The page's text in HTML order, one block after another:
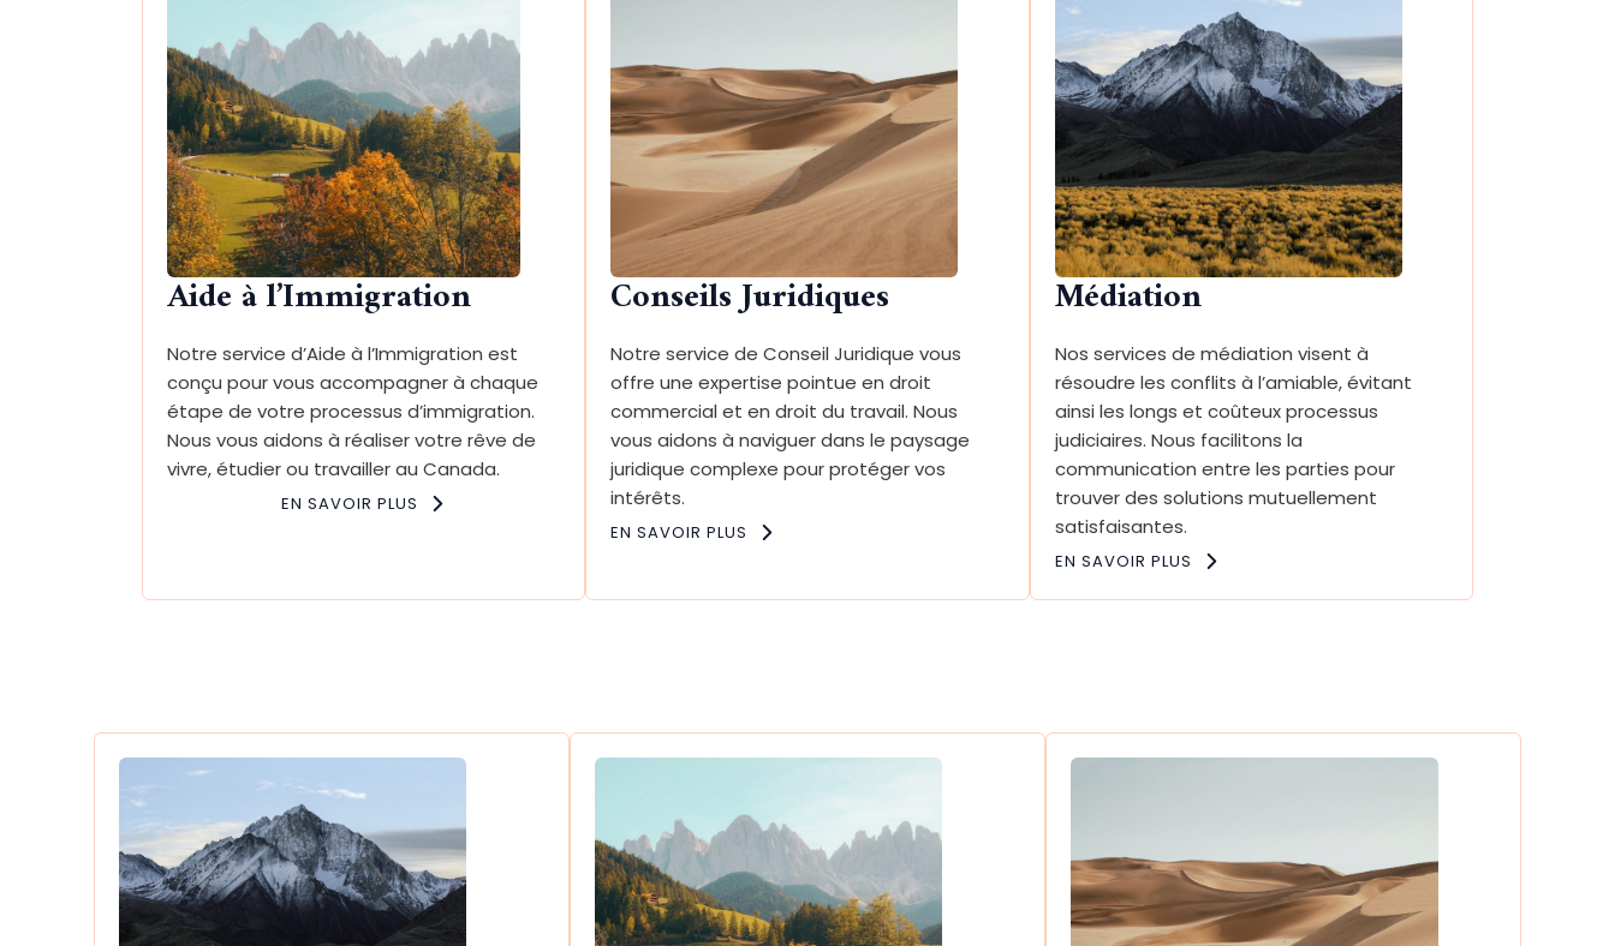
Aide à l’Immigration
Notre service d’Aide à l’Immigration est
conçu pour vous accompagner à chaque
étape de votre processus d’immigration.
Nous vous aidons à réaliser votre rêve de
vivre, étudier ou travailler au Canada.
EN SAVOIR PLUS
Conseils Juridiques
Notre service de Conseil Juridique vous
offre une expertise pointue en droit
commercial et en droit du travail. Nous
vous aidons à naviguer dans le paysage
juridique complexe pour protéger vos
intérêts.
EN SAVOIR PLUS
Médiation
Nos services de médiation visent à
résoudre les conflits à l’amiable, évitant
ainsi les longs et coûteux processus
judiciaires. Nous facilitons la
communication entre les parties pour
trouver des solutions mutuellement
satisfaisantes.
EN SAVOIR PLUS